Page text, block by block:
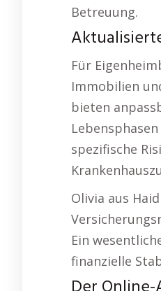
Betreuung.
Für
Immobilien
bieten
spezifische
Olivia aus
Ein
finanzielle